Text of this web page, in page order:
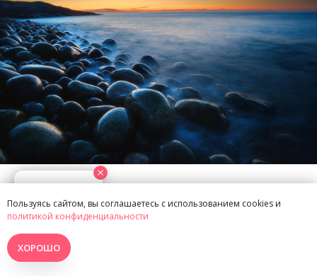
Фото Beautiful Earth| fonwall.ru
Пользуясь сайтом, вы соглашаетесь с использованием cookies и
политикой конфиденциальности
ХОРОШО